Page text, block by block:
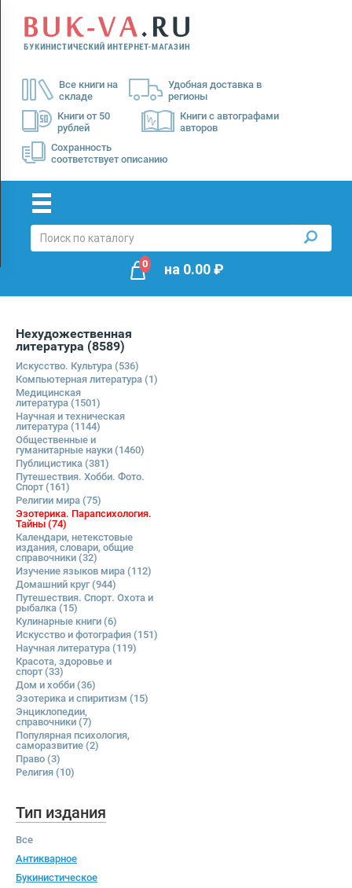
Все книги на
складе
Удобная доставка в
регионы
Книги от 50
рублей
Книги с автографами
авторов
Сохранность
соответствует описанию
Menu
Доставка
Оплата
0 на 0.00₽
Нехудожественная
литература (8589)
Искусство. Культура (536)
Компьютерная литература (1)
Медицинская
литература (1501)
Научная и техническая
литература (1144)
Общественные и
гуманитарные науки (1460)
Публицистика (381)
Путешествия. Хобби. Фото.
Спорт(161)
Религии мира (75)
Эзотерика. Парапсихология.
Тайны (74)
Календари, нетекстовые
издания, словари, общие
справочники (32)
Изучение языков мира (112)
Домашний круг(944)
Путешествия. Спорт. Охота и
рыбалка (15)
Кулинарные книги (6)
Искусство и фотография (151)
Научная литература (119)
Красота, здоровье и
спорт(33)
Дом и хобби (36)
Эзотерика и спиритизм (15)
Энциклопедии,
справочники (7)
Популярная психология,
саморазвитие (2)
Право (3)
Религия (10)
Тип издания
Все
Антикварное
Букинистическое